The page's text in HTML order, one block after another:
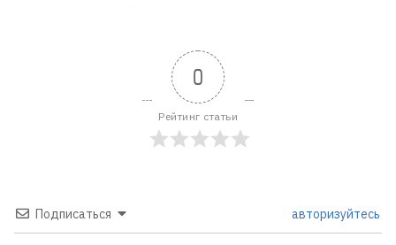
0
Рейтинг статьи
Подписаться авторизуйтесь